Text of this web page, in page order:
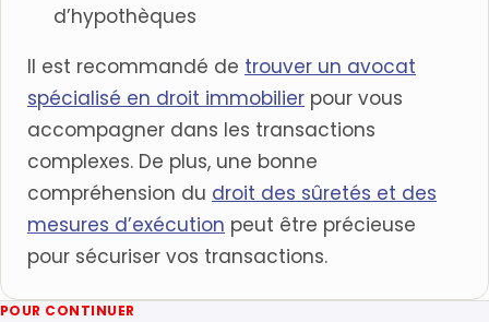
d’hypothèques
Il est recommandé de trouver un avocat
spécialisé en droit immobilier pour vous
accompagner dans les transactions
complexes. De plus, une bonne
compréhension du droit des sûretés et des
mesures d’exécution peut être précieuse
pour sécuriser vos transactions.
POUR CONTINUER